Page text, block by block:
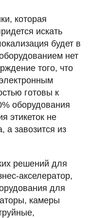
которая
искать
будет в
нет
того, что
готовы к
оборудования
этикеток не
а завозится из
решений для
акселератор,
для
камеры